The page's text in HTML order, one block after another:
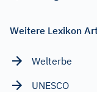
Weitere Lexikon
Welterbe
UNESCO